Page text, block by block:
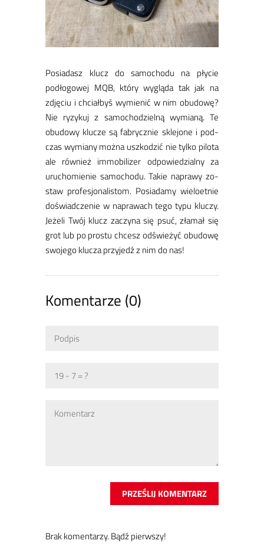
Po­sia­dasz klucz do sa­mo­cho­du na pły­cie
podło­go­wej MQB, któ­ry wy­glą­da tak jak na
zdję­ciu i chciał­byś wy­mie­nić w nim obu­do­wę?
Nie ry­zy­kuj z sa­mo­cho­dziel­ną wy­mia­ną. Te
obu­do­wy klu­cze są fa­brycz­nie skle­jo­ne i pod­
czas wy­mia­ny moż­na uszko­dzić nie tyl­ko pi­lo­ta
ale rów­nież im­mo­bi­li­zer od­po­wie­dzial­ny za
uru­cho­mie­nie sa­mo­cho­du. Ta­kie na­pra­wy zo­
staw pro­fe­sjo­na­li­stom. Po­sia­da­my wie­lo­et­nie
do­świad­cze­nie w na­pra­wach te­go ty­pu klu­czy.
Je­że­li Twój klucz za­czy­na się psuć, zła­mał się
grot lub po pro­stu chcesz od­świe­żyć obu­do­wę
swo­je­go klu­cza przy­jedź z nim do nas!
Komentarze (0)
Brak ko­men­ta­rzy. Bądź pierw­szy!